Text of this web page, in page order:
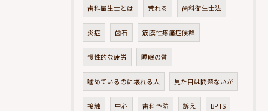
歯科衛生士とは 荒れる 歯科衛生士法
炎症 歯石 筋膜性疼痛症候群
慢性的な疲労 睡眠の質
噛めているのに壊れる人 見た目は問題ないが
接触 中心 歯科予防 訴え BPTS